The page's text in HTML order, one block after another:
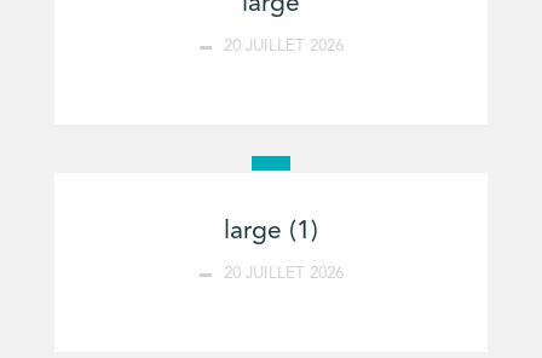
20 JUILLET 2026
large (1)
20 JUILLET 2026